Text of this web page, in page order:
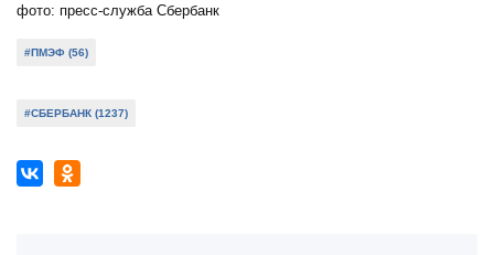
фото: пресс-служба Сбербанк
#ПМЭФ (56)
#СБЕРБАНК (1237)